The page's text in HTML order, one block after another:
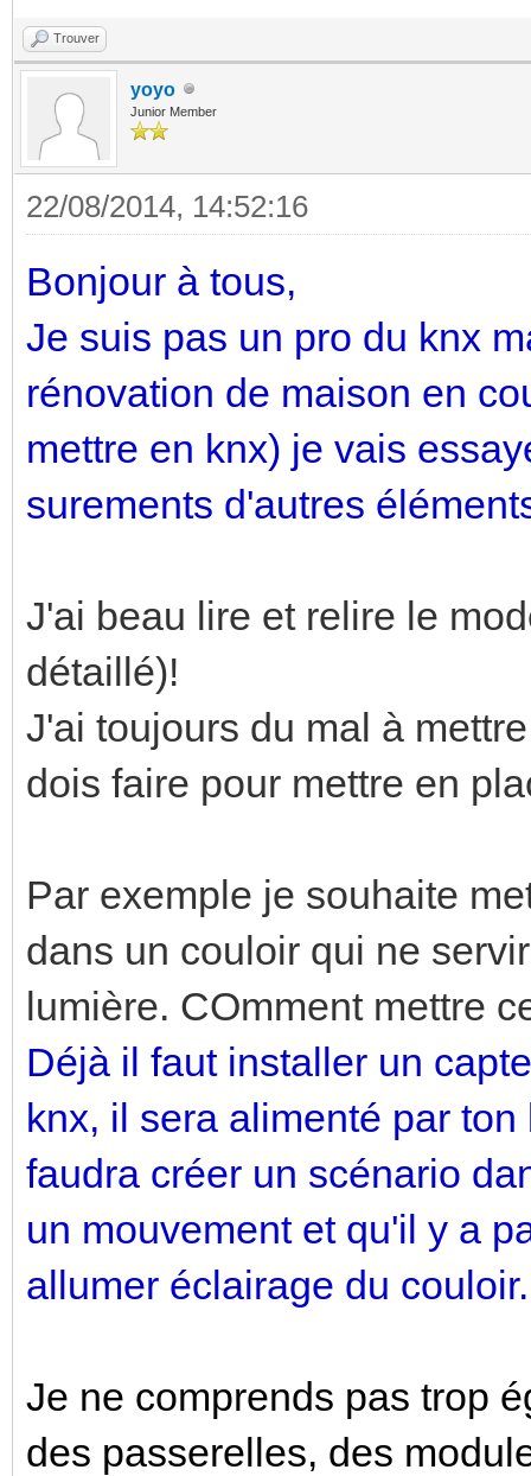
Trouver
yoyo
Junior Member
22/08/2014, 14:52:16
Bonjour à tous,
Je suis pas un pro du knx
rénovation de maison en
mettre en knx) je vais
surements d'autres
J'ai beau lire et relire le
détaillé)!
J'ai toujours du mal à
dois faire pour mettre en
Par exemple je souhaite
dans un couloir qui ne
lumière. COmment mettre
Déjà il faut installer un
knx, il sera alimenté par
faudra créer un scénario
un mouvement et qu'il y a
allumer éclairage du couloir.
Je ne comprends pas trop
des passerelles, des